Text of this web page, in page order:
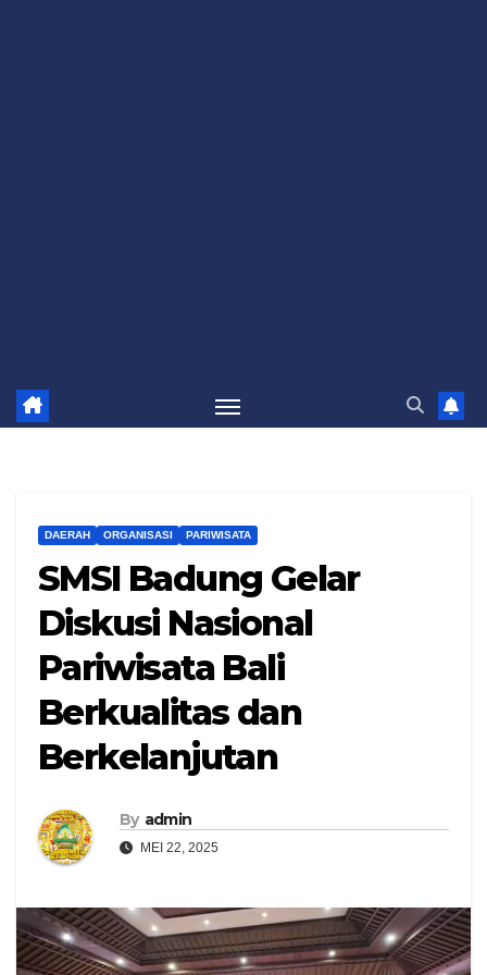
DAERAH ORGANISASI PARIWISATA
SMSI Badung Gelar
Diskusi Nasional
Pariwisata Bali
Berkualitas dan
Berkelanjutan
By admin
MEI 22, 2025